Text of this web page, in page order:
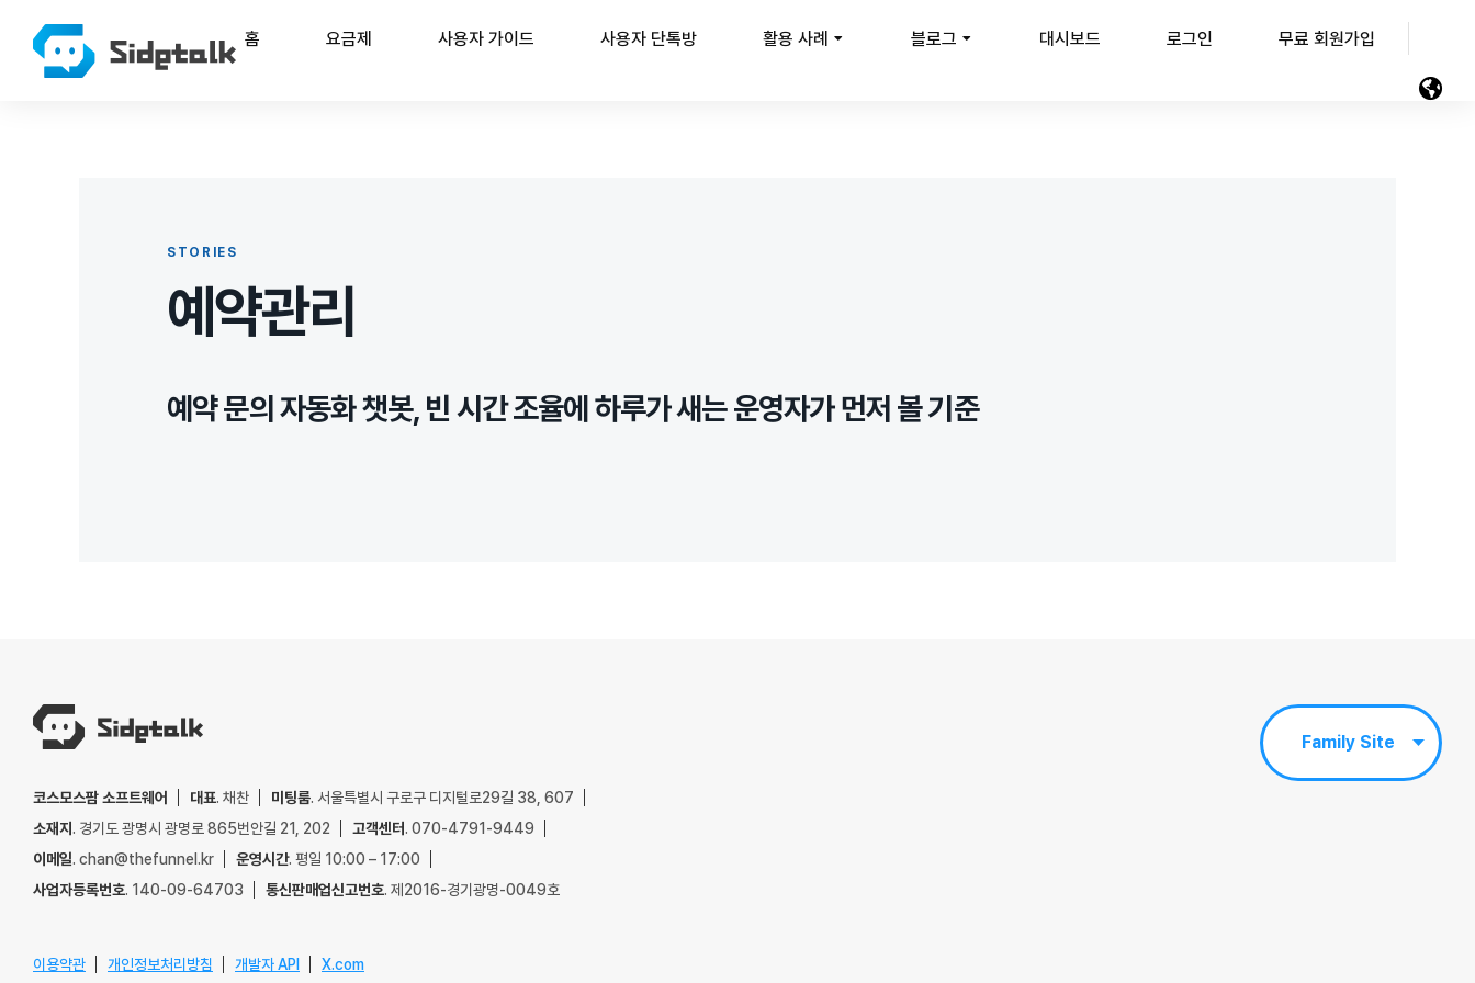
홈 요금제 사용자 가이드 사용자 단톡방 활용 사례 블로그 대시보드 로그인 무료 회원가입
STORIES
예약관리
예약 문의 자동화 챗봇, 빈 시간 조율에 하루가 새는 운영자가 먼저 볼 기준
코스모스팜 소프트웨어 대표. 채찬 미팅룸. 서울특별시 구로구 디지털로29길 38, 607
소재지. 경기도 광명시 광명로 865번안길 21, 202 고객센터. 070-4791-9449
이메일. chan@thefunnel.kr 운영시간. 평일 10:00 – 17:00
사업자등록번호. 140-09-64703 통신판매업신고번호. 제2016-경기광명-0049호
이용약관 개인정보처리방침 개발자 API X.com
Family Site